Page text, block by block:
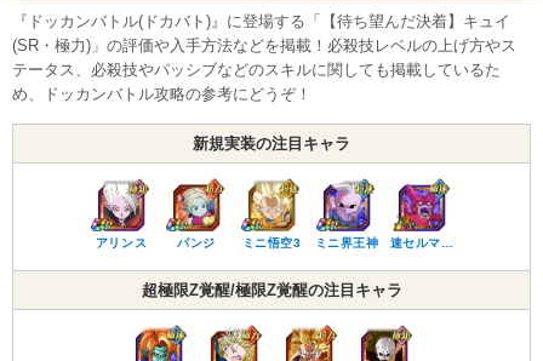
『ドッカンバトル(ドカバト)』に登場する「【待ち望んだ決着】キュイ
(SR・極力)」の評価や入手方法などを掲載！必殺技レベルの上げ方やス
テータス、必殺技やパッシブなどのスキルに関しても掲載しているた
め、ドッカンバトル攻略の参考にどうぞ！
新規実装の注目キャラ
アリンス パンジ ミニ悟空3 ミニ界王神 速セルマ…
超極限Z覚醒/極限Z覚醒の注目キャラ